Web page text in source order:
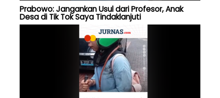
Prabowo: Jangankan Usul dari Profesor, Anak
Desa di Tik Tok Saya Tindaklanjuti